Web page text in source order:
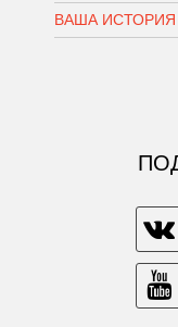
ВАША ИСТОРИЯ